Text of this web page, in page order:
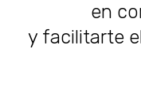
en
y facilitarte